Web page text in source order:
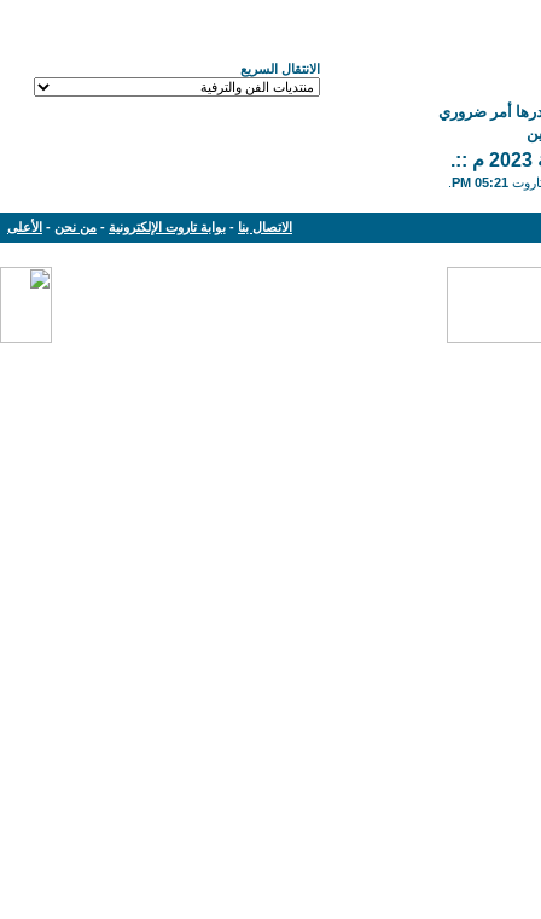
الانتقال السريع
أمر ضروري
05:21 PM
الاتصال بنا - بوابة تاروت الإلكترونية - من نحن - الأعلى